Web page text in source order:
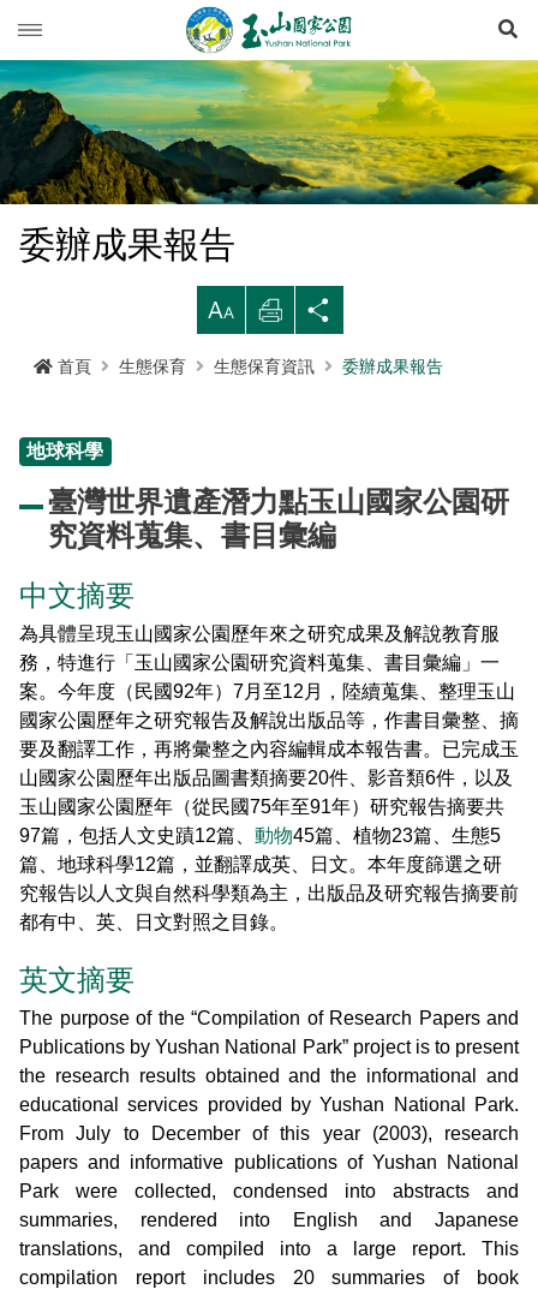
玉山動態
新聞快訊
活動列車
活動報名
登山步道開放狀況
RSS訂閱
旅遊導引
旅遊須知
遊憩型態
緊急連絡電話
西北園區
東部園區
塔塔加遊客中心
東埔服務中心
梅山遊客中心
南安遊客中心
排雲登山服務中心
線上預約
線上預約申請
線上預約進度查詢
登高登頂紀念證書申辦
登山資訊
登山資訊總覽
步道分級與步道系統
登山安全
可通訊參考點
登山安全系列影片
防疫期間登山守則
八通關越嶺步道系統
南二段步道系統
新康橫斷步道系統
馬博拉斯橫斷步道系統
入園線上申請
山域事故統計
生態保育
地形
水文
氣候
植物
動物
歷史人文
八通關古道
八通關越道
玉山腳下的子民
臺灣黑熊科普
與熊共存
黑熊通報
黑熊特展
黑熊影片
黑熊骨骼標本特展
科研基地
說明
科研成果
公民科學
路死動物調查成果
路死動物調查
iNaturalist
生態保育資訊
委辦成果報告
生態放映室
採集證申請
生物多樣性平台
Taibif系統
野生動物通報
環教理念
環教預約
多媒體專區
影音出版品
玉山寫真
旅遊摺頁
電子書
玉山國家公園
關於我們
我們的願景
管理處電話
組織職掌
處長簡介
政府資訊公開
法律規範
施政計畫
支付或接受補助
預決算及會計報告
通盤檢討
數位典藏
請願及訴願
建造及使用執照案件統計
建築執照申請進度與缺失查詢
建築物公共安全申報案件即時進度查詢
利益衝突迴避揭露專區
意見信箱
首長信箱
入園信箱
常見問答
雙語詞彙
檔案應用專區
線上檔案展
檔案應用申請服務
檔案應用活動
玉山國公園粉絲專頁
線上玉山
民眾申辦服務
民眾申辦服務
語言Language
English
日本語
한국어
Bahasa Melayu
Tiếng Việt
Taglog
Bahasa indonesia
Deutsche
Français
España
網站導覽 雙語詞彙
首長信箱 常見問答
RSS 訂閱 兒童網
Facebook
委辦成果報告
大 列
印 享
首頁 生態保育 生態保育資訊 委辦成果報告
地球科學
臺灣世界遺產潛力點玉山國家公園研
究資料蒐集、書目彙編
中文摘要
為具體呈現玉山國家公園歷年來之研究成果及解說教育服
務，特進行「玉山國家公園研究資料蒐集、書目彙編」一
案。今年度（民國92年）7月至12月，陸續蒐集、整理玉山
國家公園歷年之研究報告及解說出版品等，作書目彙整、摘
要及翻譯工作，再將彙整之內容編輯成本報告書。已完成玉
山國家公園歷年出版品圖書類摘要20件、影音類6件，以及
玉山國家公園歷年（從民國75年至91年）研究報告摘要共
97篇，包括人文史蹟12篇、 動物45篇、植物23篇、生態5
篇、地球科學12篇，並翻譯成英、日文。本年度篩選之研
究報告以人文與自然科學類為主，出版品及研究報告摘要前
都有中、英、日文對照之目錄。
英文摘要
The purpose of the “Compilation of Research Papers and
Publications by Yushan National Park” project is to present
the research results obtained and the informational and
educational services provided by Yushan National Park.
From July to December of this year (2003), research
papers and informative publications of Yushan National
Park were collected, condensed into abstracts and
summaries, rendered into English and Japanese
translations, and compiled into a large report. This
compilation report includes 20 summaries of book